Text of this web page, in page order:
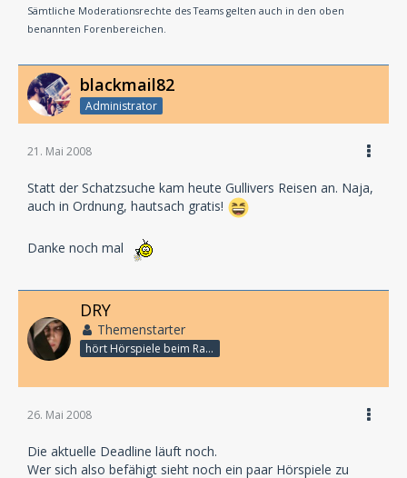
Sämtliche Moderationsrechte des Teams gelten auch in den oben
benannten Forenbereichen.
blackmail82
Administrator
21. Mai 2008
Statt der Schatzsuche kam heute Gullivers Reisen an. Naja,
auch in Ordnung, hautsach gratis!
Danke noch mal
DRY
Themenstarter
hört Hörspiele beim Rasenmähen
26. Mai 2008
Die aktuelle Deadline läuft noch.
Wer sich also befähigt sieht noch ein paar Hörspiele zu